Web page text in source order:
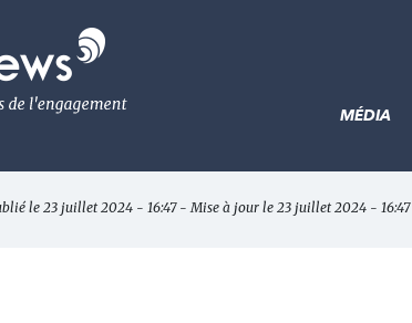
MÉDIA
le 23 juillet 2024 - 16:47 - Mise à jour le 23 juillet 2024 - 16:47